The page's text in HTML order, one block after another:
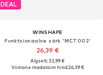
DEAL
WINSHAPE
Funktsionaalne särk 'MCT002'
26,39 €
Algselt: 32,99 €
Viimane madalaim hind:26,39 €